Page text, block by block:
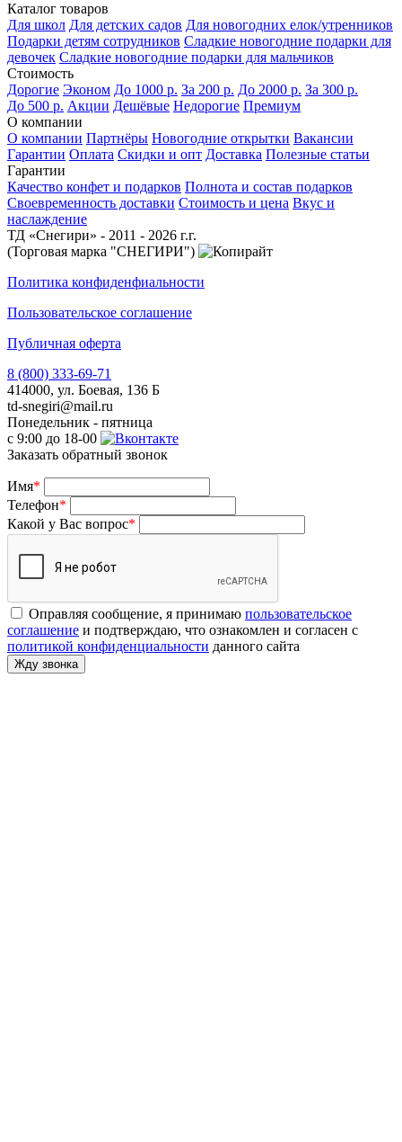
Каталог товаров
Для школ Для детских садов Для новогодних елок/утренников
Подарки детям сотрудников Сладкие новогодние подарки для
девочек Сладкие новогодние подарки для мальчиков
Стоимость
Дорогие Эконом До 1000 р. За 200 р. До 2000 р. За 300 р.
До 500 р. Акции Дешёвые Недорогие Премиум
О компании
О компании Партнёры Новогодние открытки Вакансии
Гарантии Оплата Скидки и опт Доставка Полезные статьи
Гарантии
Качество конфет и подарков Полнота и состав подарков
Своевременность доставки Стоимость и цена Вкус и
наслаждение
ТД «Снегири» - 2011 - 2026 г.г.
(Торговая марка "СНЕГИРИ")
Политика конфиденфиальности
Пользовательское соглашение
Публичная оферта
8 (800) 333-69-71
414000, ул. Боевая, 136 Б
td-snegiri@mail.ru
Понедельник - пятница
с 9:00 до 18-00
Заказать обратный звонок
Имя*
Телефон*
Какой у Вас вопрос*
Оправляя сообщение, я принимаю пользовательское
соглашение и подтверждаю, что ознакомлен и согласен с
политикой конфиденциальности данного сайта